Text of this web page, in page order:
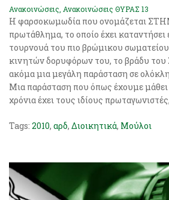
Ανακοινώσεις Ανακοινώσεις ΘΥΡΑΣ 13
Η φαρσοκωμωδία που ονομάζεται
πρωτάθλημα, το οποίο έχει καταντήσει
τουρνουά του πιο βρώμικου
κινητών δορυφόρων του, το βράδυ του
ακόμα μια μεγάλη παράσταση σε
Μια παράσταση που όπως έχουμε μάθει
χρόνια έχει τους ιδίους
Tags: 2010, αρδ, Διοικητικά, Μούλοι